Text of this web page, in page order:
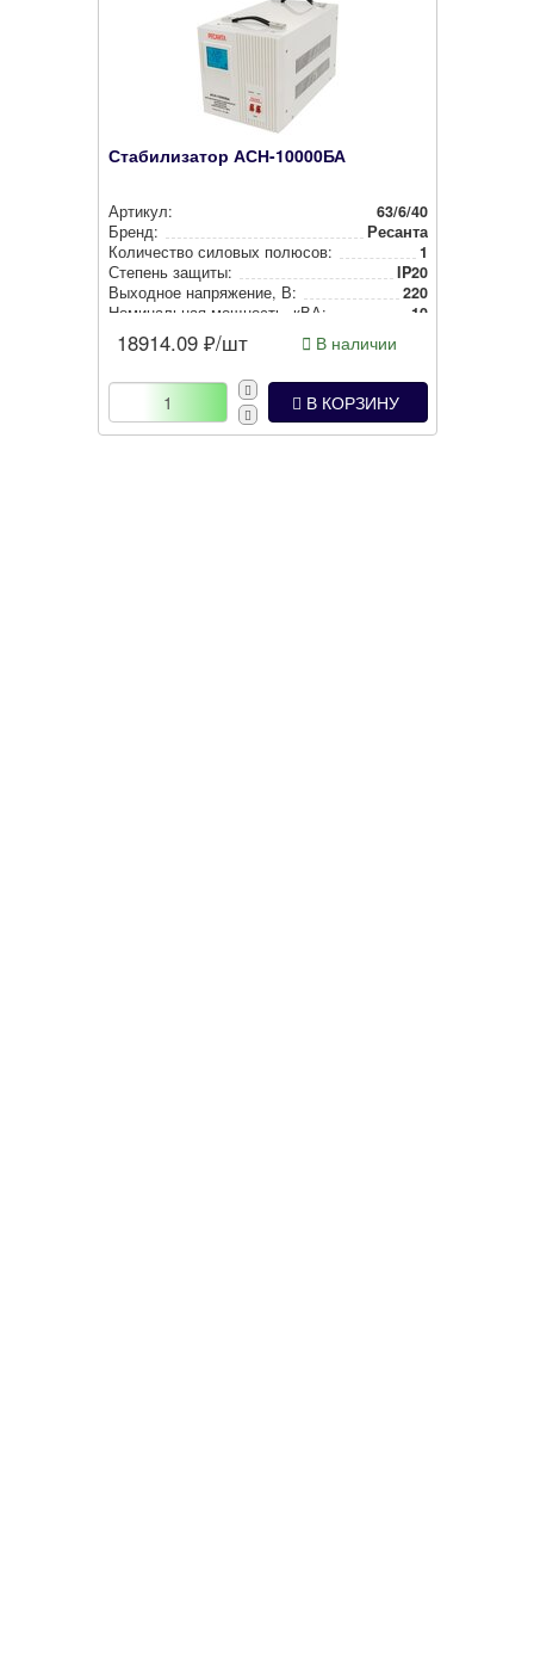
Стабилизатор АСН-10000БА
Артикул:
63/6/40
Бренд:
Ресанта
Количество силовых полюсов:
1
Степень защиты:
IP20
Выходное нап­ря­же­ние, В:
220
Номи­наль­ная мощность, кВА:
10
18914.09 ₽/шт В наличии
В КОРЗИНУ